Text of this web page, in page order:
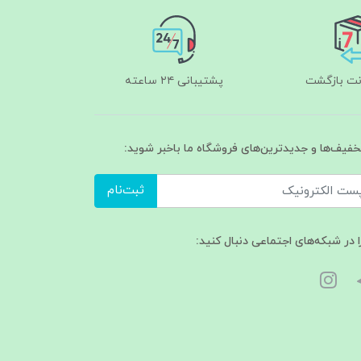
پشتیبانی ۲۴ ساعته
و جدیدترین‌های فروشگاه ما باخبر شوید:
ثبت‌نام
در شبکه‌های اجتماعی دنبال کنید: